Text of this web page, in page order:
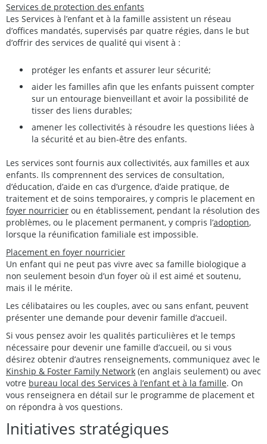
Services de protection des enfants
Les Services à l’enfant et à la famille assistent un réseau
d’offices mandatés, supervisés par quatre régies, dans le but
d’offrir des services de qualité qui visent à :
protéger les enfants et assurer leur sécurité;
aider les familles afin que les enfants puissent compter
sur un entourage bienveillant et avoir la possibilité de
tisser des liens durables;
amener les collectivités à résoudre les questions liées à
la sécurité et au bien-être des enfants.
Les services sont fournis aux collectivités, aux familles et aux
enfants. Ils comprennent des services de consultation,
d’éducation, d’aide en cas d’urgence, d’aide pratique, de
traitement et de soins temporaires, y compris le placement en
foyer nourricier ou en établissement, pendant la résolution des
problèmes, ou le placement permanent, y compris l’adoption,
lorsque la réunification familiale est impossible.
Placement en foyer nourricier
Un enfant qui ne peut pas vivre avec sa famille biologique a
non seulement besoin d’un foyer où il est aimé et soutenu,
mais il le mérite.
Les célibataires ou les couples, avec ou sans enfant, peuvent
présenter une demande pour devenir famille d’accueil.
Si vous pensez avoir les qualités particulières et le temps
nécessaire pour devenir une famille d’accueil, ou si vous
désirez obtenir d’autres renseignements, communiquez avec le
Kinship & Foster Family Network (en anglais seulement) ou avec
votre bureau local des Services à l’enfant et à la famille. On
vous renseignera en détail sur le programme de placement et
on répondra à vos questions.
Initiatives stratégiques